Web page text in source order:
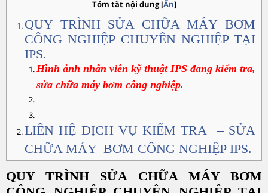
Tóm tắt nội dung[Ẩn]
QUY TRÌNH SỬA CHỮA MÁY BƠM
CÔNG NGHIỆP CHUYÊN NGHIỆP TẠI
IPS.
Hình ảnh nhân viên kỹ thuật IPS đang kiểm tra,
sửa chữa máy bơm công nghiệp.
LIÊN HỆ DỊCH VỤ KIỂM TRA – SỬA
CHỮA MÁY BƠM CÔNG NGHIỆP IPS.
QUY TRÌNH SỬA CHỮA MÁY BƠM